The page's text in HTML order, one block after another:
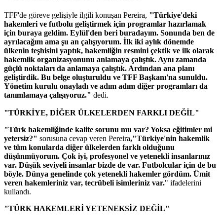
TFF'de göreve gelişiyle ilgili konuşan Pereira, "Türkiye'deki
hakemleri ve futbolu geliştirmek için programlar hazırlamak
için buraya geldim. Eylül'den beri buradayım. Sonunda ben de
ayrılacağım ama şu an çalışıyorum. İlk iki aylık dönemde
ülkenin teşhisini yaptık, hakemliğin resmini çektik ve ilk olarak
hakemlik organizasyonunu anlamaya çalıştık. Aynı zamanda
güçlü noktaları da anlamaya çalıştık. Ardından ana planı
geliştirdik. Bu belge oluşturuldu ve TFF Başkanı'na sunuldu.
Yönetim kurulu onayladı ve adım adım diğer programları da
tanımlamaya çalışıyoruz." dedi.
"TÜRKİYE, DİĞER ÜLKELERDEN FARKLI DEĞİL"
"Türk hakemliğinde kalite sorunu mu var? Yoksa eğitimler mi
yetersiz?" sorusuna cevap veren Pereira,"Türkiye'nin hakemlik
ve tüm konularda diğer ülkelerden farklı olduğunu
düşünmüyorum. Çok iyi, profesyonel ve yetenekli insanlarınız
var. Düşük seviyeli insanlar bizde de var. Futbolcular için de bu
böyle. Dünya genelinde çok yetenekli hakemler gördüm. Ümit
veren hakemleriniz var, tecrübeli isimleriniz var." ifadelerini
kullandı.
"TÜRK HAKEMLERİ YETENEKSİZ DEĞİL"